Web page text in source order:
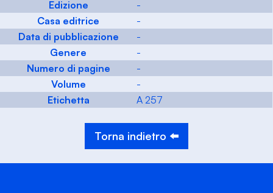
Edizione
-
Casa editrice
-
Data di pubblicazione
-
Genere
-
Numero di pagine
-
Volume
-
Etichetta
A 257
Torna indietro ⬅️